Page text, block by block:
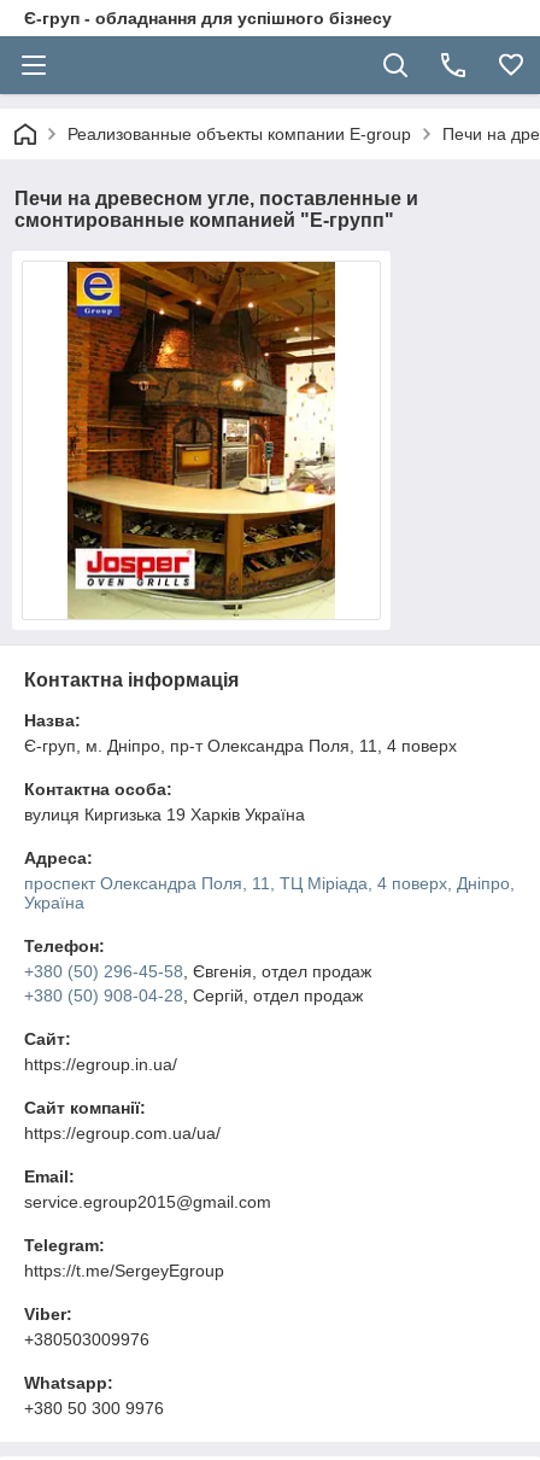
Є-груп - обладнання для успішного бізнесу
Реализованные объекты компании E-group Печи на
Печи на древесном угле, поставленные и
смонтированные компанией "Е-групп"
Контактна інформація
Назва:
Є-груп, м. Дніпро, пр-т Олександра Поля, 11, 4 поверх
Контактна особа:
вулиця Киргизька 19 Харків Україна
Адреса:
проспект Олександра Поля, 11, ТЦ Міріада, 4 поверх, Дніпро,
Україна
Телефон:
+380 (50) 296-45-58 , Євгенія, отдел продаж
+380 (50) 908-04-28 , Сергій, отдел продаж
Сайт:
https://egroup.in.ua/
Сайт компанії:
https://egroup.com.ua/ua/
Email:
service.egroup2015@gmail.com
Telegram:
https://t.me/SergeyEgroup
Viber:
+380503009976
Whatsapp:
+380 50 300 9976